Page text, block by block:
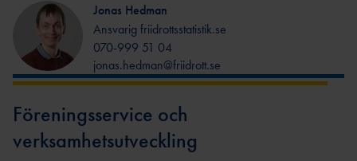
FÖRENINGSAFFÄRE
N
FRIIDROTTSSHOPP
EN
BAUHAU
S
FOLKSA
FÖRBUNDSBANMÄT
ARE
TEKNISK
LEDARE
ARENA
TEKNISK DELEGAT ICKE
Jonas Hedman
Ansvarig friidrottsstatistik.se
070-999 51 04
jonas.hedman@friidrott.se
Föreningsservice och
verksamhetsutveckling